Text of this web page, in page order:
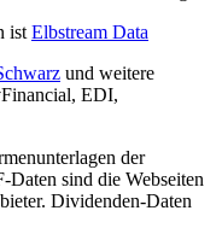
ist Elbstream Data
und weitere
EDI,
der
sind die Webseiten
Dividenden-Daten